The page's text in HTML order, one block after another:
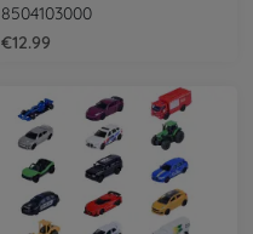
8504103000
€12.99